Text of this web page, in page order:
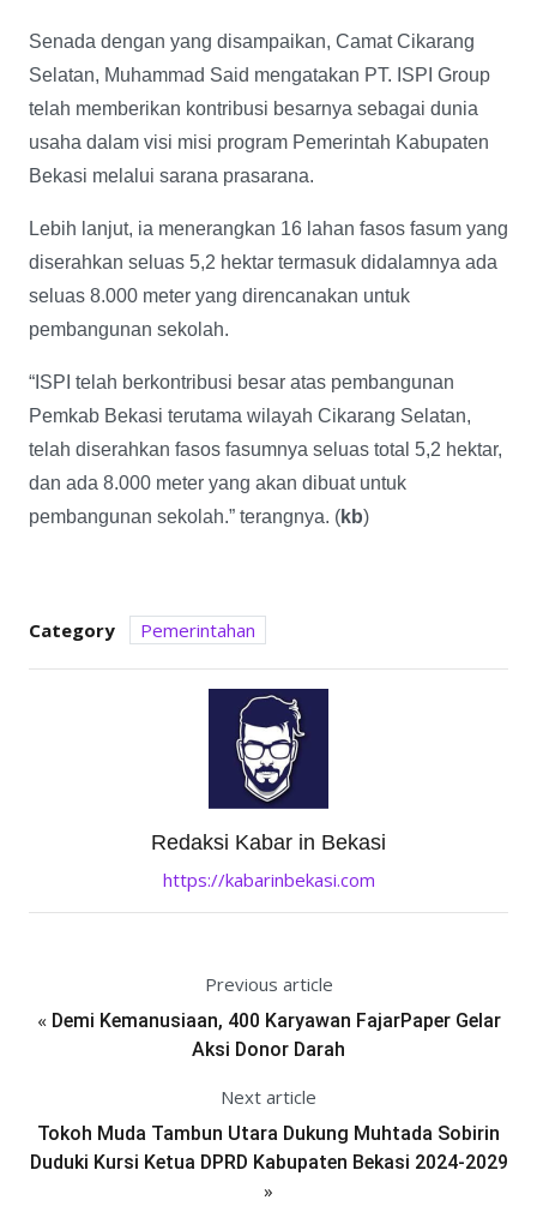
Senada dengan yang disampaikan, Camat Cikarang
Selatan, Muhammad Said mengatakan PT. ISPI Group
telah memberikan kontribusi besarnya sebagai dunia
usaha dalam visi misi program Pemerintah Kabupaten
Bekasi melalui sarana prasarana.
Lebih lanjut, ia menerangkan 16 lahan fasos fasum yang
diserahkan seluas 5,2 hektar termasuk didalamnya ada
seluas 8.000 meter yang direncanakan untuk
pembangunan sekolah.
“ISPI telah berkontribusi besar atas pembangunan
Pemkab Bekasi terutama wilayah Cikarang Selatan,
telah diserahkan fasos fasumnya seluas total 5,2 hektar,
dan ada 8.000 meter yang akan dibuat untuk
pembangunan sekolah.” terangnya. (kb)
Category Pemerintahan
Redaksi Kabar in Bekasi
https://kabarinbekasi.com
Previous article
« Demi Kemanusiaan, 400 Karyawan FajarPaper Gelar
Aksi Donor Darah
Next article
Tokoh Muda Tambun Utara Dukung Muhtada Sobirin
Duduki Kursi Ketua DPRD Kabupaten Bekasi 2024-2029
»